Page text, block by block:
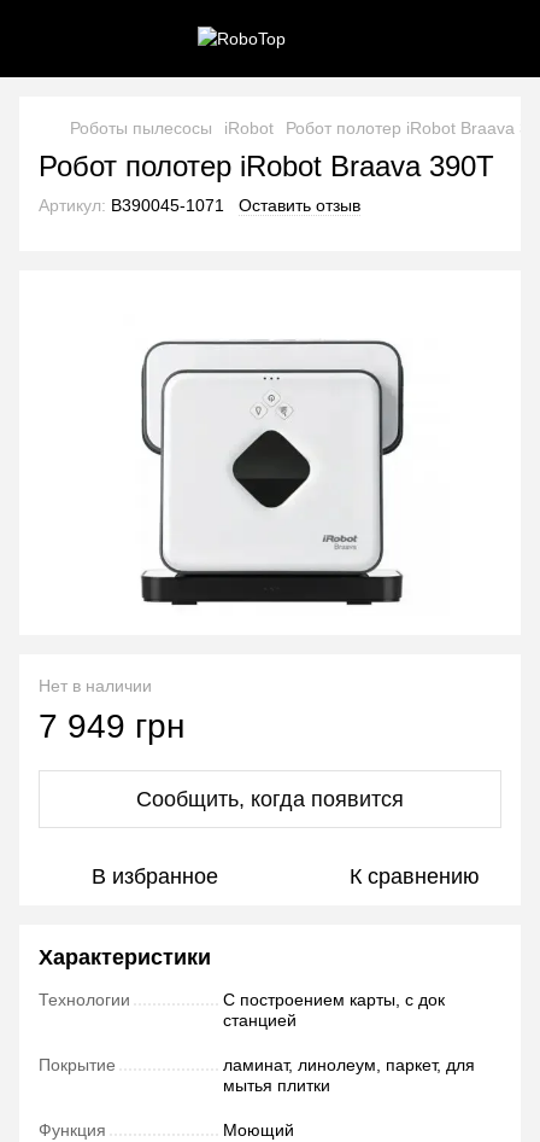
Роботы пылесосы iRobot Робот полотер iRobot Braava
Робот полотер iRobot Braava 390Т
Артикул: B390045-1071 Оставить отзыв
Нет в наличии
7 949 грн
Сообщить, когда появится
В избранное К сравнению
Характеристики
Технологии
С построением карты, с док
станцией
Покрытие
ламинат, линолеум, паркет, для
мытья плитки
Функция Моющий